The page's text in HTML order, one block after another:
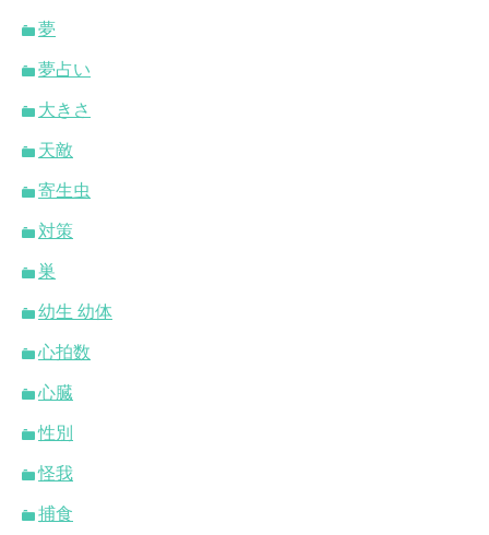
夢
夢占い
大きさ
天敵
寄生虫
対策
巣
幼生 幼体
心拍数
心臓
性別
怪我
捕食